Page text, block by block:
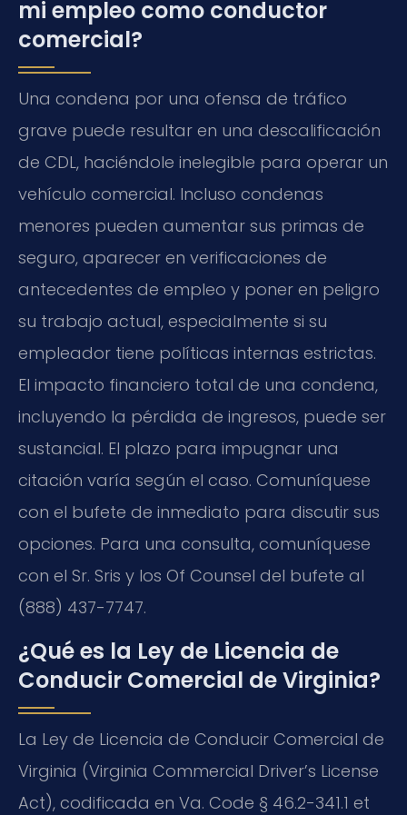
mi empleo como conductor
comercial?
Una condena por una ofensa de tráfico
grave puede resultar en una descalificación
de CDL, haciéndole inelegible para operar un
vehículo comercial. Incluso condenas
menores pueden aumentar sus primas de
seguro, aparecer en verificaciones de
antecedentes de empleo y poner en peligro
su trabajo actual, especialmente si su
empleador tiene políticas internas estrictas.
El impacto financiero total de una condena,
incluyendo la pérdida de ingresos, puede ser
sustancial. El plazo para impugnar una
citación varía según el caso. Comuníquese
con el bufete de inmediato para discutir sus
opciones. Para una consulta, comuníquese
con el Sr. Sris y los Of Counsel del bufete al
(888) 437-7747.
¿Qué es la Ley de Licencia de
Conducir Comercial de Virginia?
La Ley de Licencia de Conducir Comercial de
Virginia (Virginia Commercial Driver’s License
Act), codificada en Va. Code § 46.2-341.1 et